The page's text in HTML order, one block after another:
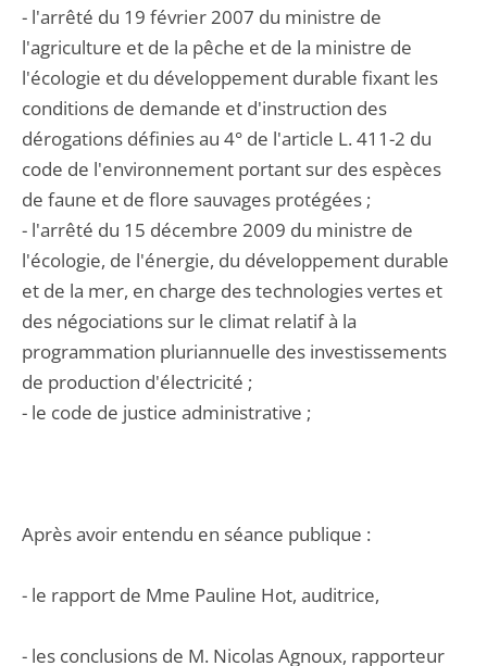
- l'arrêté du 19 février 2007 du ministre de
l'agriculture et de la pêche et de la ministre de
l'écologie et du développement durable fixant les
conditions de demande et d'instruction des
dérogations définies au 4° de l'article L. 411-2 du
code de l'environnement portant sur des espèces
de faune et de flore sauvages protégées ;
- l'arrêté du 15 décembre 2009 du ministre de
l'écologie, de l'énergie, du développement durable
et de la mer, en charge des technologies vertes et
des négociations sur le climat relatif à la
programmation pluriannuelle des investissements
de production d'électricité ;
- le code de justice administrative ;
Après avoir entendu en séance publique :
- le rapport de Mme Pauline Hot, auditrice,
- les conclusions de M. Nicolas Agnoux, rapporteur